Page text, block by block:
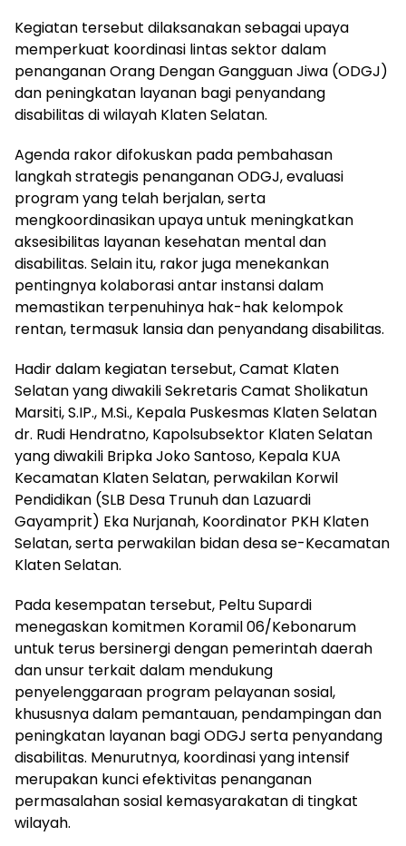
Kegiatan tersebut dilaksanakan sebagai upaya
memperkuat koordinasi lintas sektor dalam
penanganan Orang Dengan Gangguan Jiwa (ODGJ)
dan peningkatan layanan bagi penyandang
disabilitas di wilayah Klaten Selatan.
Agenda rakor difokuskan pada pembahasan
langkah strategis penanganan ODGJ, evaluasi
program yang telah berjalan, serta
mengkoordinasikan upaya untuk meningkatkan
aksesibilitas layanan kesehatan mental dan
disabilitas. Selain itu, rakor juga menekankan
pentingnya kolaborasi antar instansi dalam
memastikan terpenuhinya hak-hak kelompok
rentan, termasuk lansia dan penyandang disabilitas.
Hadir dalam kegiatan tersebut, Camat Klaten
Selatan yang diwakili Sekretaris Camat Sholikatun
Marsiti, S.IP., M.Si., Kepala Puskesmas Klaten Selatan
dr. Rudi Hendratno, Kapolsubsektor Klaten Selatan
yang diwakili Bripka Joko Santoso, Kepala KUA
Kecamatan Klaten Selatan, perwakilan Korwil
Pendidikan (SLB Desa Trunuh dan Lazuardi
Gayamprit) Eka Nurjanah, Koordinator PKH Klaten
Selatan, serta perwakilan bidan desa se-Kecamatan
Klaten Selatan.
Pada kesempatan tersebut, Peltu Supardi
menegaskan komitmen Koramil 06/Kebonarum
untuk terus bersinergi dengan pemerintah daerah
dan unsur terkait dalam mendukung
penyelenggaraan program pelayanan sosial,
khususnya dalam pemantauan, pendampingan dan
peningkatan layanan bagi ODGJ serta penyandang
disabilitas. Menurutnya, koordinasi yang intensif
merupakan kunci efektivitas penanganan
permasalahan sosial kemasyarakatan di tingkat
wilayah.